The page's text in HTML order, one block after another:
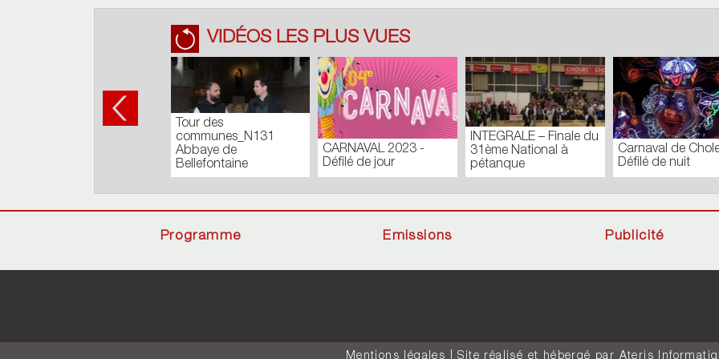
VIDÉOS LES PLUS VUES
Tour des
communes_N131
Abbaye de
Bellefontaine
CARNAVAL 2023 -
Défilé de jour
INTEGRALE – Finale du
31ème National à
pétanque
Carnaval de
Défilé de nuit
Programme Emissions Publicité
Mentions légales | Site réalisé et hébergé par Ateris